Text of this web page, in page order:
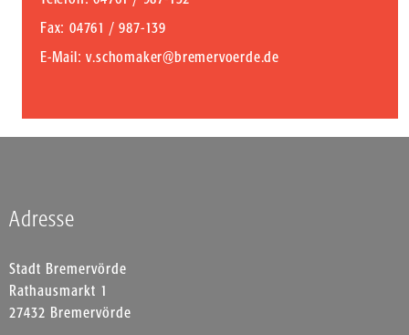
Fax: 04761 / 987-139
E-Mail:v.schomaker@bremervoerde.de
Adresse
Stadt Bremervörde
Rathausmarkt 1
27432 Bremervörde